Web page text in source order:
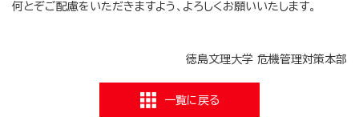
何とぞご配慮をいただきますよう、よろしくお願いいたします。
徳島文理大学 危機管理対策本部
一覧に戻る